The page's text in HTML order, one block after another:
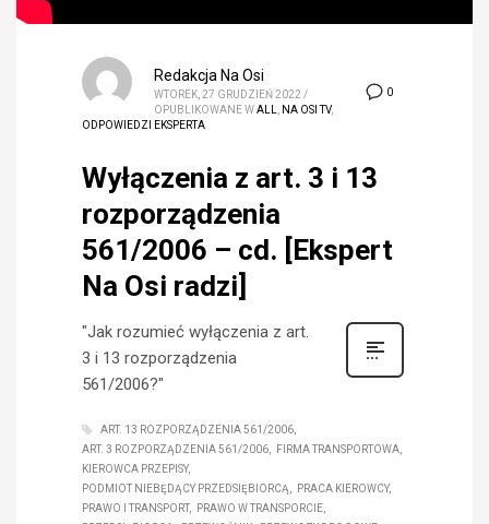
0
Redakcja Na Osi
WTOREK, 27 GRUDZIEŃ 2022 /
OPUBLIKOWANE WALL NA OSI TV,
ODPOWIEDZI EKSPERTA
Wyłączenia z art. 3 i 13
rozporządzenia
561/2006 – cd. [Ekspert
Na Osi radzi]
"Jak rozumieć wyłączenia z art.
3 i 13 rozporządzenia
561/2006?"
ART. 13 ROZPORZĄDZENIA 561/2006
ART. 3 ROZPORZĄDZENIA 561/2006
FIRMA TRANSPORTOWA
KIEROWCA PRZEPISY
PODMIOT NIEBĘDĄCY PRZEDSIĘBIORCĄ
PRACA KIEROWCY
PRAWO I TRANSPORT
PRAWO W TRANSPORCIE